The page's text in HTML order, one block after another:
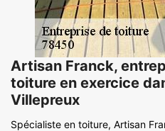
Artisan Franck,
toiture en exercice
Villepreux
Spécialiste en toiture, Artisan